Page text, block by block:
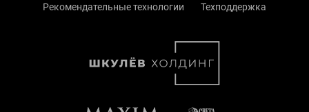
Рекомендательные технологии
Техподдержка